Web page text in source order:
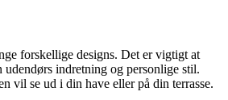
forskellige designs. Det er vigtigt at
indretning og personlige stil.
vil se ud i din have eller på din terrasse.